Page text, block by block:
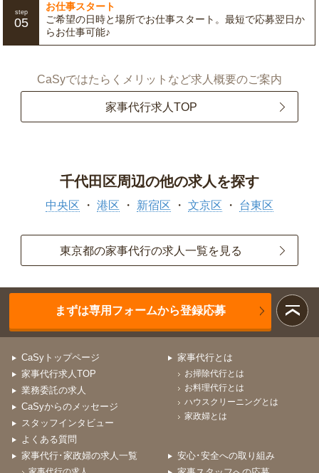
step
05
お仕事スタート
ご希望の日時と場所でお仕事スタート。最短で応募翌日か
らお仕事可能♪
CaSyではたらくメリットなど求人概要のご案内
家事代行求人TOP
千代田区周辺の他の求人を探す
中央区 港区 新宿区 文京区 台東区
東京都の家事代行の求人一覧を見る
まずは専用フォームから登録応募
CaSyトップページ
家事代行求人TOP
業務委託の求人
CaSyからのメッセージ
スタッフインタビュー
よくある質問
家事代行とは
お掃除代行とは
お料理代行とは
ハウスクリーニングとは
家政婦とは
家事代行･家政婦の求人一覧
安心･安全への取り組み